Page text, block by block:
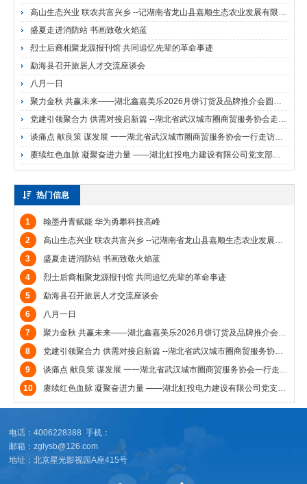
盛夏走进消防站 书画致敬火焰蓝
烈士后裔相聚龙源报刊馆 共同追忆先辈的革命事迹
勐海县召开旅居人才交流座谈会
八月一日
谈痛点 献良策 谋发展 一一湖北省武汉城市圈商贸服务协会一行走访中楚在线国际拍卖有限公司
赓续红色血脉 凝聚奋进力量 ——湖北虹投电力建设有限公司党支部庆“七一”主题党日活动侧记
热门信息
1
翰墨丹青赋能 华为勇攀科技高峰
2
高山生态兴业 联农共富兴乡 --记湖南省龙山县嘉顺生态农业发展有限公司
3
盛夏走进消防站 书画致敬火焰蓝
4
烈士后裔相聚龙源报刊馆 共同追忆先辈的革命事迹
5
勐海县召开旅居人才交流座谈会
6
八月一日
7
聚力金秋 共赢未来——湖北鑫嘉美乐2026月饼订货及品牌推介会圆满成功
8
党建引领聚合力 供需对接启新篇 --湖北省武汉城市圈商贸服务协会走进武钢开展产业供需对接活动
9
谈痛点 献良策 谋发展 一一湖北省武汉城市圈商贸服务协会一行走访中楚在线国际拍卖有限公司
10
赓续红色血脉 凝聚奋进力量 ——湖北虹投电力建设有限公司党支部庆“七一”主题党日活动侧记
电话：4006228388 手机：
邮箱：zglysb@126.com
地址：北京星光影视园A座415号